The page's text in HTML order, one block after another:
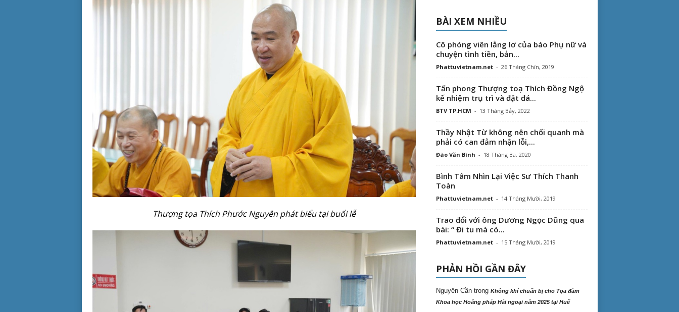
Thượng tọa Thích Phước Nguyên phát biểu tại buổi lễ
BÀI XEM NHIỀU
Cô phóng viên lẳng lơ của báo Phụ nữ và
chuyện tình tiền, bản...
Phattuvietnam.net - 26 Tháng Chín, 2019
Tấn phong Thượng toạ Thích Đồng Ngộ
kế nhiệm trụ trì và đặt đá...
BTV TP.HCM - 13 Tháng Bảy, 2022
Thầy Nhật Từ không nên chối quanh mà
phải có can đảm nhận lỗi,...
Đào Văn Bình - 18 Tháng Ba, 2020
Bình Tâm Nhìn Lại Việc Sư Thích Thanh
Toàn
Phattuvietnam.net - 14 Tháng Mười, 2019
Trao đổi với ông Dương Ngọc Dũng qua
bài: “ Đi tu mà có...
Phattuvietnam.net - 15 Tháng Mười, 2019
PHẢN HỒI GẦN ĐÂY
Nguyên Cầntrong Không khí chuẩn bị cho Tọa đàm
Khoa học Hoằng pháp Hải ngoại năm 2025 tại Huế